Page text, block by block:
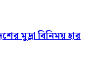
মুদ্রা বিনিময় হার